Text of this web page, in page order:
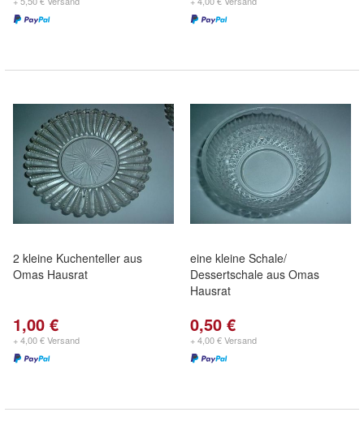
2 kleine Kuchenteller aus
Omas Hausrat
1,00 €
+ 4,00 € Versand
eine kleine Schale/
Dessertschale aus Omas
Hausrat
0,50 €
+ 4,00 € Versand